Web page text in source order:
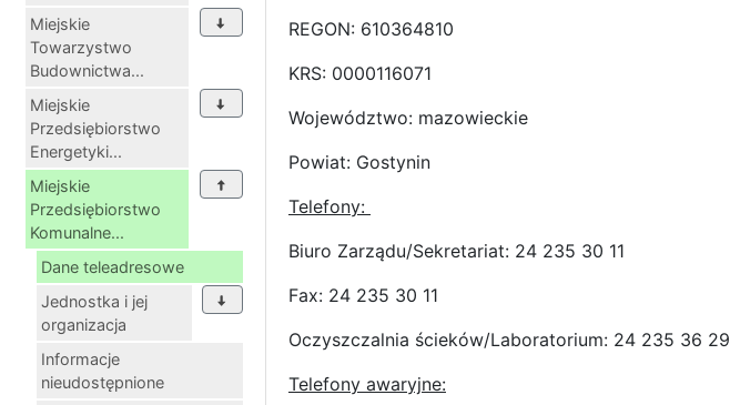
Miejskie
Towarzystwo
Budownictwa...
Miejskie
Przedsiębiorstwo
Energetyki...
Miejskie
Przedsiębiorstwo
Komunalne...
Dane teleadresowe
Jednostka i jej
organizacja
Informacje
nieudostępnione
REGON: 610364810
KRS: 0000116071
Województwo: mazowieckie
Powiat: Gostynin
Telefony:
Biuro Zarządu/Sekretariat: 24 235 30 11
Fax: 24 235 30 11
Oczyszczalnia ścieków/Laboratorium: 24 235 36 29
Telefony awaryjne: